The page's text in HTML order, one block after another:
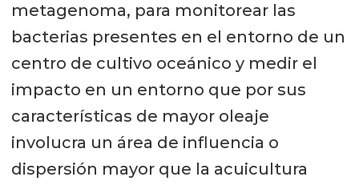
metagenoma, para monitorear las
bacterias presentes en el entorno de un
centro de cultivo oceánico y medir el
impacto en un entorno que por sus
características de mayor oleaje
involucra un área de influencia o
dispersión mayor que la acuicultura